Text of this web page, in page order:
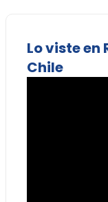
Lo viste en
Chile